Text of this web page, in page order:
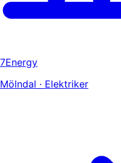
7Energy
Mölndal · Elektriker